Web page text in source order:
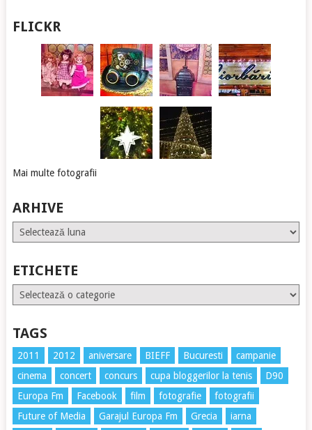
FLICKR
Mai multe fotografii
ARHIVE
Arhive
ETICHETE
Etichete
TAGS
2011 2012 aniversare BIEFF Bucuresti
campanie
cinema
concert concurs cupa bloggerilor la tenis
D90
Europa Fm
Facebook film fotografie
fotografii
Future of Media
Garajul Europa Fm Grecia
iarna